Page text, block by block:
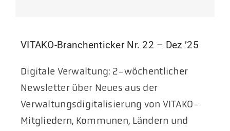
VITAKO-Branchenticker Nr. 22 – Dez ’25
Digitale Verwaltung: 2-wöchentlicher
Newsletter über Neues aus der
Verwaltungsdigitalisierung von VITAKO-
Mitgliedern, Kommunen, Ländern und